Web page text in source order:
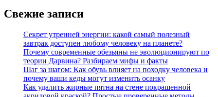
Свежие записи
Секрет утренней энергии: какой самый полезный
завтрак доступен любому человеку на планете?
Почему современные обезьяны не эволюционируют по
теории Дарвина? Разбираем мифы и факты
Шаг за шагом: Как обувь влияет на походку человека и
почему ваши кеды могут изменить осанку
Как удалить жирные пятна на стене покрашенной